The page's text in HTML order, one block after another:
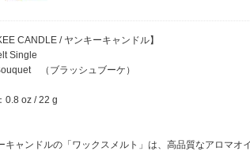
CANDLE / ヤンキーキャンドル】
Single
（ブラッシュブーケ）
0.8 oz / 22 g
キャンドルの「ワックスメルト」は、高品質なアロマ